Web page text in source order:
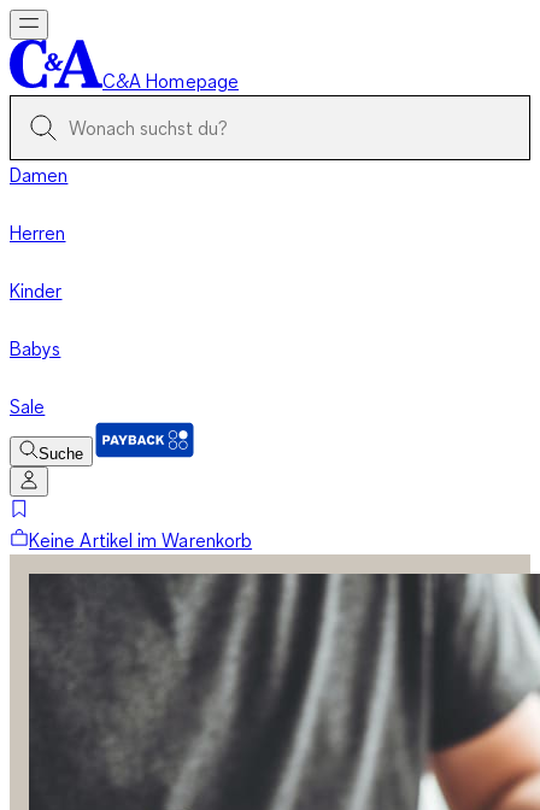
C&A Homepage
Damen
Herren
Kinder
Babys
Sale
Suche
Keine Artikel im Warenkorb